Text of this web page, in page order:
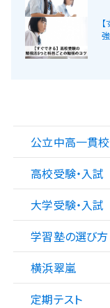
公立中高一貫
高校受験・入試
大学受験・入試
学習塾の選び方
横浜翠嵐
定期テスト